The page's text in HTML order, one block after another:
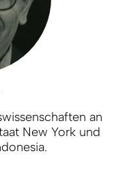
an
New York und